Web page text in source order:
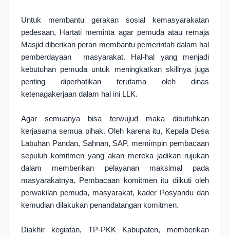
Untuk membantu gerakan sosial kemasyarakatan
pedesaan, Hartati meminta agar pemuda atau remaja
Masjid diberikan peran membantu pemerintah dalam hal
pemberdayaan  masyarakat. Hal-hal yang menjadi
kebutuhan pemuda untuk meningkatkan skillnya juga
penting diperhatikan terutama oleh dinas
ketenagakerjaan dalam hal ini LLK.
Agar semuanya bisa terwujud maka dibutuhkan
kerjasama semua pihak. Oleh karena itu, Kepala Desa
Labuhan Pandan, Sahnan, SAP, memimpin pembacaan
sepuluh komitmen yang akan mereka jadikan rujukan
dalam memberikan pelayanan maksimal pada
masyarakatnya. Pembacaan komitmen itu diikuti oleh
perwakilan pemuda, masyarakat, kader Posyandu dan
kemudian dilakukan penandatangan komitmen.
Diakhir kegiatan, TP-PKK Kabupaten, memberikan